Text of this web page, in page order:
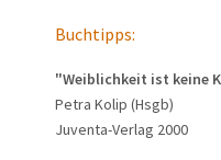
Buchtipps:
"Weiblichkeit ist keine
Petra Kolip (Hsgb)
Juventa-Verlag 2000